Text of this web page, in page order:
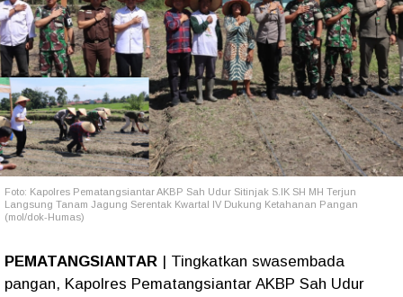
Foto: Kapolres Pematangsiantar AKBP Sah Udur Sitinjak S.IK SH MH Terjun
Langsung Tanam Jagung Serentak Kwartal IV Dukung Ketahanan Pangan
(mol/dok-Humas)
PEMATANGSIANTAR | Tingkatkan swasembada
pangan, Kapolres Pematangsiantar AKBP Sah Udur